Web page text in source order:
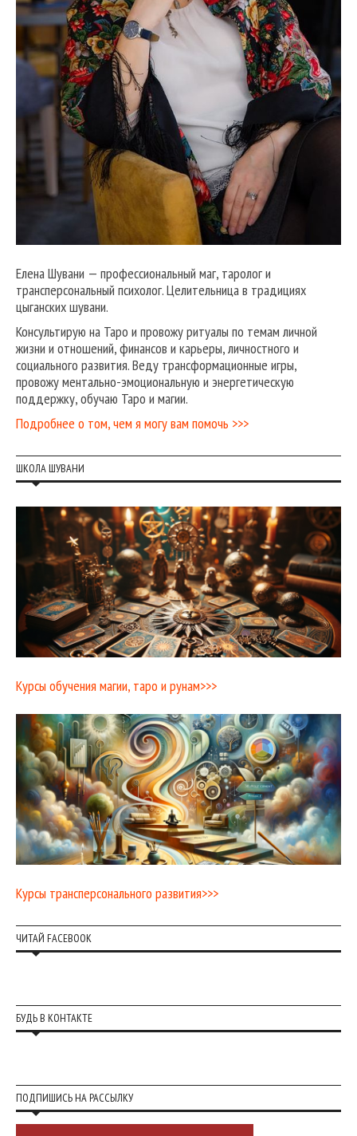
Елена Шувани — профессиональный маг, таролог и
трансперсональный психолог. Целительница в традициях
цыганских шувани.
Консультирую на Таро и провожу ритуалы по темам личной
жизни и отношений, финансов и карьеры, личностного и
социального развития. Веду трансформационные игры,
провожу ментально-эмоциональную и энергетическую
поддержку, обучаю Таро и магии.
Подробнее о том, чем я могу вам помочь >>>
ШКОЛА ШУВАНИ
Курсы обучения магии, таро и рунам>>>
Курсы трансперсонального развития>>>
ЧИТАЙ FACEBOOK
БУДЬ В КОНТАКТЕ
ПОДПИШИСЬ НА РАССЫЛКУ